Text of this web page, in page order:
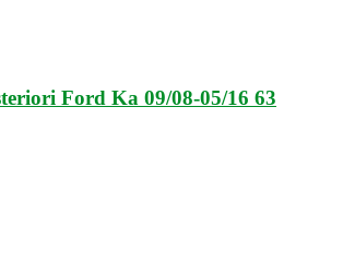
Ford Ka 09/08-05/16 63